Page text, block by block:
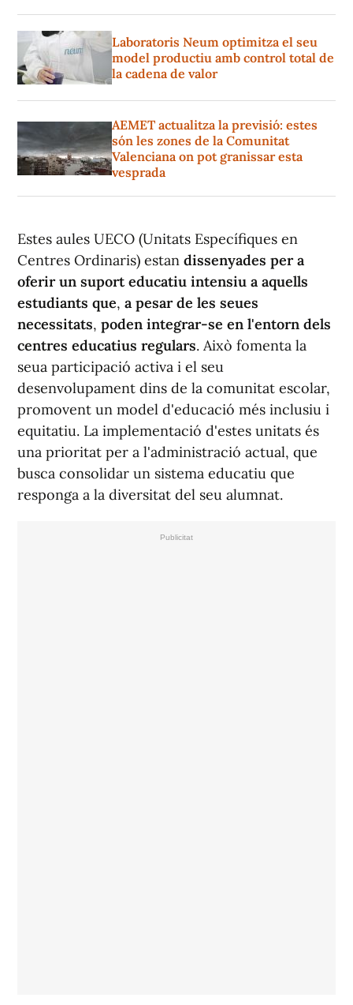
Laboratoris Neum optimitza el seu
model productiu amb control total de
la cadena de valor
AEMET actualitza la previsió: estes
són les zones de la Comunitat
Valenciana on pot granissar esta
vesprada
Estes aules UECO (Unitats Específiques en
Centres Ordinaris) estan dissenyades per a
oferir un suport educatiu intensiu a aquells
estudiants que, a pesar de les seues
necessitats, poden integrar-se en l'entorn dels
centres educatius regulars. Això fomenta la
seua participació activa i el seu
desenvolupament dins de la comunitat escolar,
promovent un model d'educació més inclusiu i
equitatiu. La implementació d'estes unitats és
una prioritat per a l'administració actual, que
busca consolidar un sistema educatiu que
responga a la diversitat del seu alumnat.